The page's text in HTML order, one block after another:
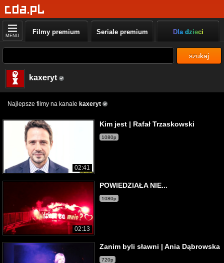
MENU Filmy premium Seriale premium Dla dzieci
szukaj
kaxeryt
Najlepsze filmy na kanale kaxeryt
02:41
Kim jest | Rafał Trzaskowski
1080p
02:13
POWIEDZIAŁA NIE...
1080p
Zanim byli sławni | Ania Dąbrowska
720p